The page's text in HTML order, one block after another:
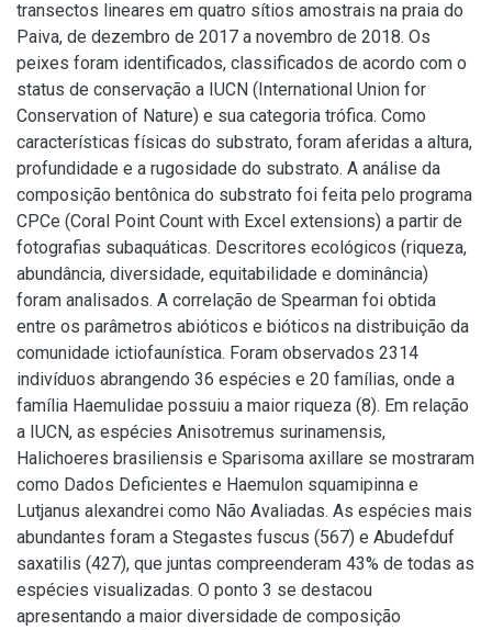
transectos lineares em quatro sítios amostrais na praia do
Paiva, de dezembro de 2017 a novembro de 2018. Os
peixes foram identificados, classificados de acordo com o
status de conservação a IUCN (International Union for
Conservation of Nature) e sua categoria trófica. Como
características físicas do substrato, foram aferidas a altura,
profundidade e a rugosidade do substrato. A análise da
composição bentônica do substrato foi feita pelo programa
CPCe (Coral Point Count with Excel extensions) a partir de
fotografias subaquáticas. Descritores ecológicos (riqueza,
abundância, diversidade, equitabilidade e dominância)
foram analisados. A correlação de Spearman foi obtida
entre os parâmetros abióticos e bióticos na distribuição da
comunidade ictiofaunística. Foram observados 2314
indivíduos abrangendo 36 espécies e 20 famílias, onde a
família Haemulidae possuiu a maior riqueza (8). Em relação
a IUCN, as espécies Anisotremus surinamensis,
Halichoeres brasiliensis e Sparisoma axillare se mostraram
como Dados Deficientes e Haemulon squamipinna e
Lutjanus alexandrei como Não Avaliadas. As espécies mais
abundantes foram a Stegastes fuscus (567) e Abudefduf
saxatilis (427), que juntas compreenderam 43% de todas as
espécies visualizadas. O ponto 3 se destacou
apresentando a maior diversidade de composição